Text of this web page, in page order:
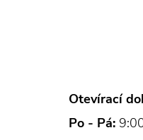
Otevírací
Po - Pá: